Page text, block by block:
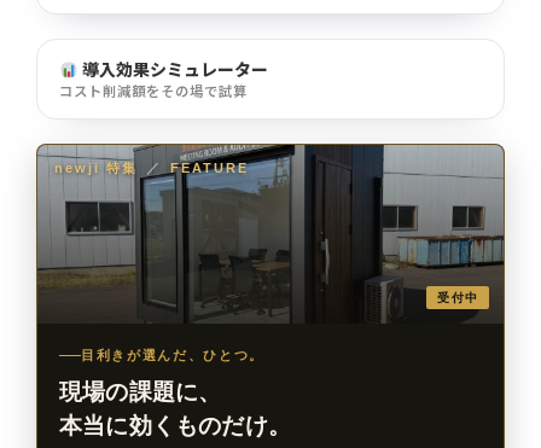
導入効果シミュレーター
コスト削減額をその場で試算
newji 特集 ／ FEATURE
受付中
目利きが選んだ、ひとつ。
現場の課題に、
本当に効くものだけ。